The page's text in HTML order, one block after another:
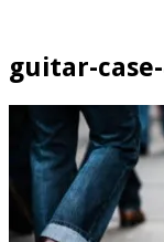
guitar-case-